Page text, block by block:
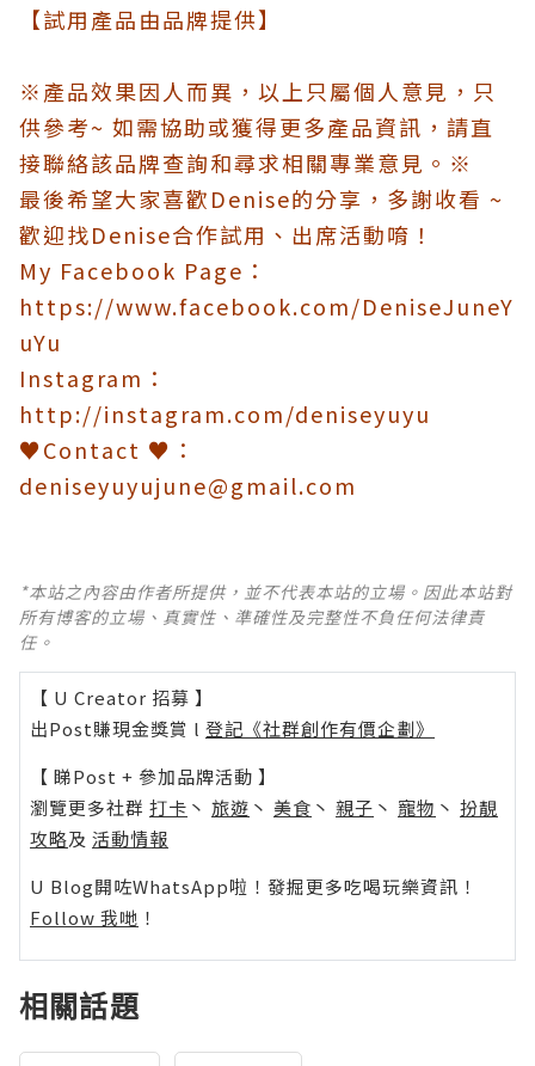
【試用產品由品牌提供】
※產品效果因人而異，以上只屬個人意見，只
供參考~ 如需協助或獲得更多產品資訊，請直
接聯絡該品牌查詢和尋求相關專業意見。※
最後希望大家喜歡Denise的分享，多謝收看 ~
歡迎找Denise合作試用、出席活動唷！
My Facebook Page：
https://www.facebook.com/DeniseJuneY
uYu
Instagram：
http://instagram.com/deniseyuyu
♥Contact ♥：
deniseyuyujune@gmail.com
*本站之內容由作者所提供，並不代表本站的立場。因此本站對
所有博客的立場、真實性、準確性及完整性不負任何法律責
任。
【 U Creator 招募 】
出Post賺現金獎賞 l 登記《社群創作有價企劃》
【 睇Post + 參加品牌活動 】
瀏覽更多社群 打卡 丶 旅遊 丶 美食 丶 親子 丶 寵物 丶 扮靚
攻略及 活動情報
U Blog開咗WhatsApp啦！發掘更多吃喝玩樂資訊！
Follow 我哋 ！
相關話題